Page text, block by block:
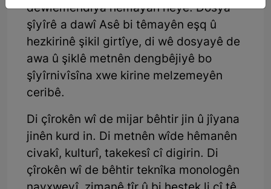
dewlemendîya hêmayan heye. Dosya
şîyîrê a dawî Asê bi têmayên eşq û
hezkirinê şikil girtîye, di wê dosyayê de
awa û şiklê metnên dengbêjiyê bo
şîyîrnivîsîna xwe kirine melzemeyên
ceribê.
Di çîrokên wî de mijar bêhtir jin û jîyana
jinên kurd in. Di metnên wîde hêmanên
civakî, kulturî, takekesî cî digirin. Di
çîrokên wî de bêhtir teknîka monologên